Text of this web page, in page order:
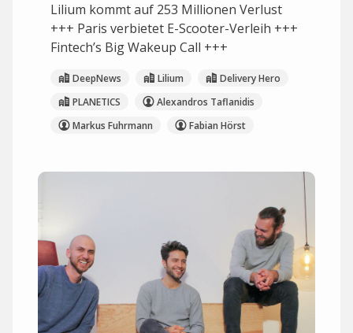
Lilium kommt auf 253 Millionen Verlust
+++ Paris verbietet E-Scooter-Verleih +++
Fintech’s Big Wakeup Call +++
DeepNews Lilium
Delivery Hero
PLANETICS
Alexandros Taflanidis
Markus Fuhrmann
Fabian Hörst